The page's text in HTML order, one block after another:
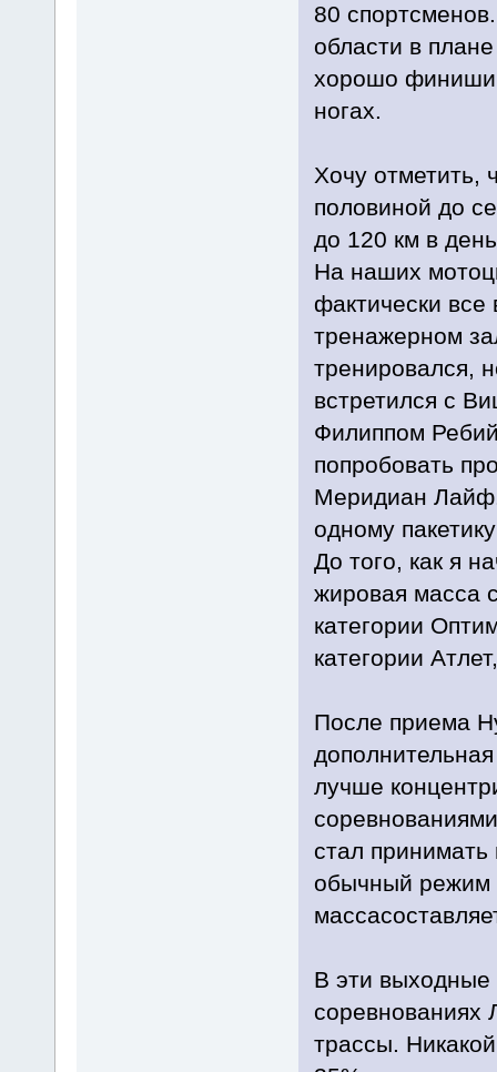
80
области в
хорошо
ногах.
Хочу отметить,
половиной до
до 120 км в
На наших
фактически
тренажерном
тренировался,
встретился с
Филиппом
попробовать
Меридиан
одному
До того, как я
жировая масса
категории
категории
После приема
лучше
стал принимать
обычный режим
В эти выходные
соревнованиях
трассы.